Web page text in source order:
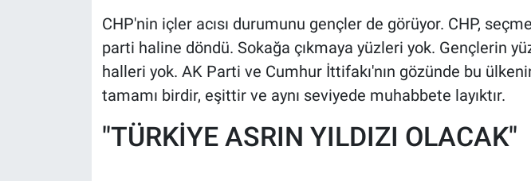
CHP'nin içler acısı durumunu gençler de görüyor. CHP,
parti haline döndü. Sokağa çıkmaya yüzleri yok. Gençlerin
halleri yok. AK Parti ve Cumhur İttifakı'nın gözünde bu
tamamı birdir, eşittir ve aynı seviyede muhabbete layıktır.
"TÜRKİYE ASRIN YILDIZI OLACAK"